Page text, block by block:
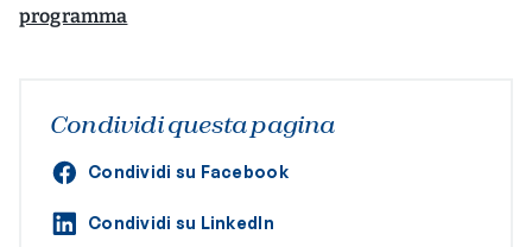
programma
Condividi questa pagina
Condividi su Facebook
Condividi su LinkedIn